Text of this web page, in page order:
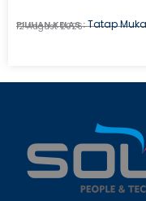
PILIHAN KELAS :Tatap Muka
12 August 2026